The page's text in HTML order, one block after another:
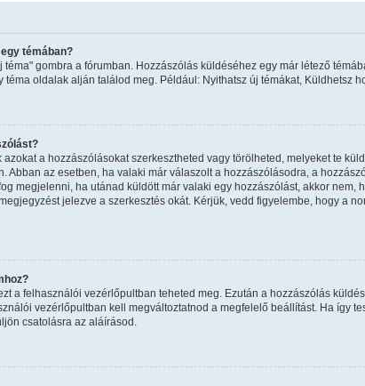
témában?
gombra a fórumban. Hozzászólás küldéséhez egy már létező
oldalak alján találod meg. Például: Nyithatsz új témákat, Küldhetsz
a hozzászólásokat szerkesztheted vagy törölheted, melyeket te
Abban az esetben, ha valaki már válaszolt a hozzászólásodra, a
megjelenni, ha utánad küldött már valaki egy hozzászólást, akkor
jelezve a szerkesztés okát. Kérjük, vedd figyelembe, hogy a
a felhasználói vezérlőpultban teheted meg. Ezután a hozzászólás
vezérlőpultban kell megváltoztatnod a megfelelő beállítást. Ha így
csatolásra az aláírásod.